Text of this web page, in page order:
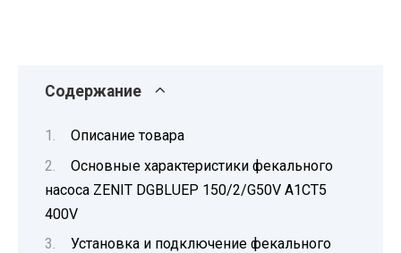
Содержание
Описание товара
Основные характеристики фекального
насоса ZENIT DGBLUEP 150/2/G50V A1CT5
400V
Установка и подключение фекального